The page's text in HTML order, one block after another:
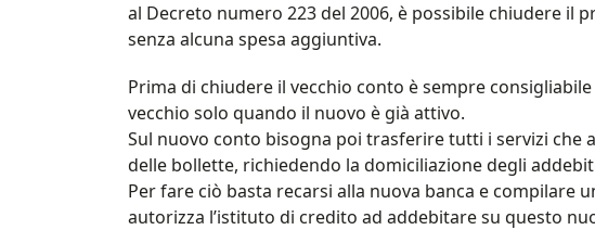
al Decreto numero 223 del 2006, è possibile chiudere
senza alcuna spesa aggiuntiva.
Prima di chiudere il vecchio conto è sempre
vecchio solo quando il nuovo è già attivo.
Sul nuovo conto bisogna poi trasferire tutti i servizi che
delle bollette, richiedendo la domiciliazione degli
Per fare ciò basta recarsi alla nuova banca e compilare
autorizza l’istituto di credito ad addebitare su questo